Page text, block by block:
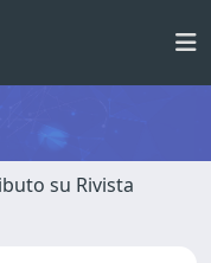
su Rivista